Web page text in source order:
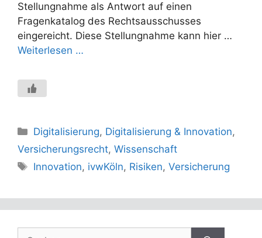
Stellungnahme als Antwort auf einen
Fragenkatalog des Rechtsausschusses
eingereicht. Diese Stellungnahme kann hier …
Weiterlesen …
Kategorien
Digitalisierung, Digitalisierung & Innovation,
Versicherungsrecht, Wissenschaft
Schlagwörter
Innovation, ivwKöln, Risiken,Versicherung